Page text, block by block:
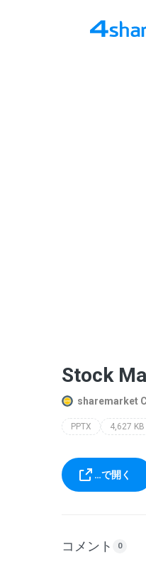
Stock
sharemarket
PPTX 4,627 KB
…で開く
コメント 0